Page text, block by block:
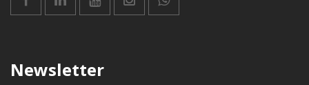
Newsletter